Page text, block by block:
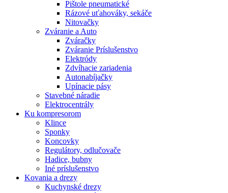
Pištole pneumatické
Rázové uťahováky, sekáče
Nitovačky
Zváranie a Auto
Zváračky
Zváranie Príslušenstvo
Elektródy
Zdvíhacie zariadenia
Autonabíjačky
Upínacie pásy
Stavebné náradie
Elektrocentrály
Ku kompresorom
Klince
Sponky
Koncovky
Regulátory, odlučovače
Hadice, bubny
Iné príslušenstvo
Kovania a drezy
Kuchynské drezy